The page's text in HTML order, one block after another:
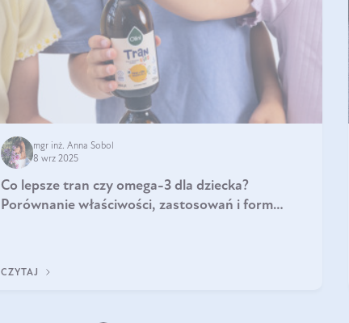
mgr inż. Anna Sobol
8 wrz 2025
Co lepsze tran czy omega-3 dla dziecka?
Porównanie właściwości, zastosowań i form
CZYTAJ